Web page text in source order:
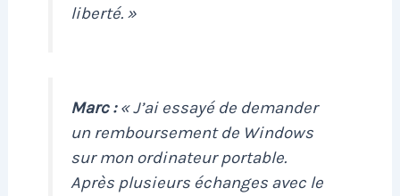
liberté. »
Marc :« J’ai essayé de demander
un remboursement de Windows
sur mon ordinateur portable.
Après plusieurs échanges avec le